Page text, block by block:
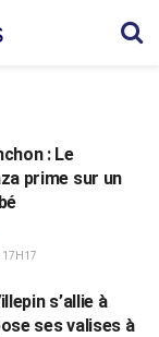
: Le
prime sur un
17H17
s’allie à
ses valises à